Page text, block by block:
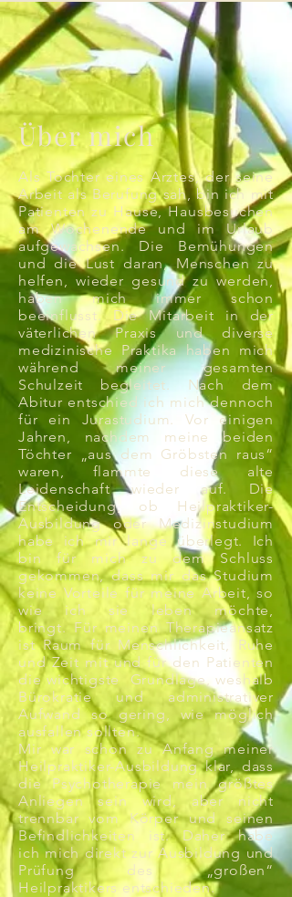
Als Tochter eines Arztes, der seine
Arbeit als Berufung sah, bin ich mit
Patienten zu Hause, Hausbesuchen
am Wochenende und im Urlaub
aufgewachsen. Die Bemühungen
und die Lust daran, Menschen zu
helfen, wieder gesund zu werden,
haben mich immer schon
beeinflusst. Die Mitarbeit in der
väterlichen Praxis und diverse
medizinische Praktika haben mich
während meiner gesamten
Schulzeit begleitet. Nach dem
Abitur entschied ich mich dennoch
für ein Jurastudium. Vor einigen
Jahren, nachdem meine beiden
Töchter „aus dem Gröbsten raus“
waren, flammte diese alte
Leidenschaft wieder auf. Die
Entscheidung, ob Heilpraktiker-
Ausbildung oder Medizinstudium
habe ich mir lange überlegt. Ich
bin für mich zu dem Schluss
gekommen, dass mir das Studium
keine Vorteile für meine Arbeit, so
wie ich sie leben möchte,
bringt. Für meinen Therapieansatz
ist Raum für Menschlichkeit, Ruhe
und Zeit mit und für den Patienten
die wichtigste Grundlage, weshalb
Bürokratie und administrativer
Aufwand so gering, wie möglich
ausfallen sollten.
Mir war schon zu Anfang meiner
Heilpraktiker-Ausbildung klar, dass
die Psychotherapie mein größtes
Anliegen sein wird, aber nicht
trennbar vom Körper und seinen
Befindlichkeiten ist. Daher habe
ich mich direkt zur Ausbildung und
Prüfung des „großen“
Heilpraktikers entschieden.
Über mich